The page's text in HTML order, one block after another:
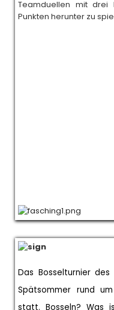
Teamduellen mit drei
Punkten herunter zu
Das Bosselturnier
Spätsommer rund
statt. Bosseln? Was